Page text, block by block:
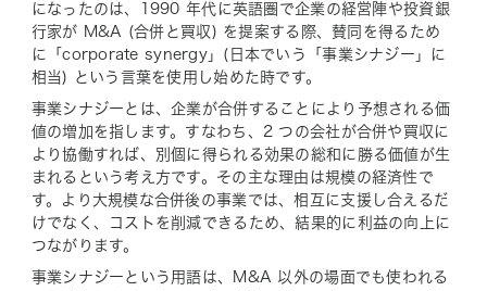
になったのは、1990 年代に英語圏で企業の経営陣や投資銀
行家が M&A (合併と買収) を提案する際、賛同を得るため
に「corporate synergy」(日本でいう「事業シナジー」に
相当) という言葉を使用し始めた時です。
事業シナジーとは、企業が合併することにより予想される価
値の増加を指します。すなわち、2 つの会社が合併や買収に
より協働すれば、別個に得られる効果の総和に勝る価値が生
まれるという考え方です。その主な理由は規模の経済性で
す。より大規模な合併後の事業では、相互に支援し合えるだ
けでなく、コストを削減できるため、結果的に利益の向上に
つながります。
事業シナジーという用語は、M&A 以外の場面でも使われる